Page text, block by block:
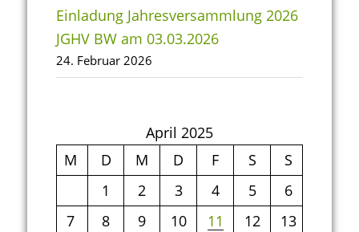
Einladung Jahresversammlung 2026
JGHV BW am 03.03.2026
24. Februar 2026
April 2025
M
D M D F S
S
1
2 3 4 5
6
7
8 9 10 11 12
13